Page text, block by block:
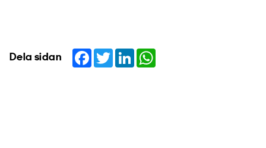
Dela sidan Facebook
TwitterLinkedIn